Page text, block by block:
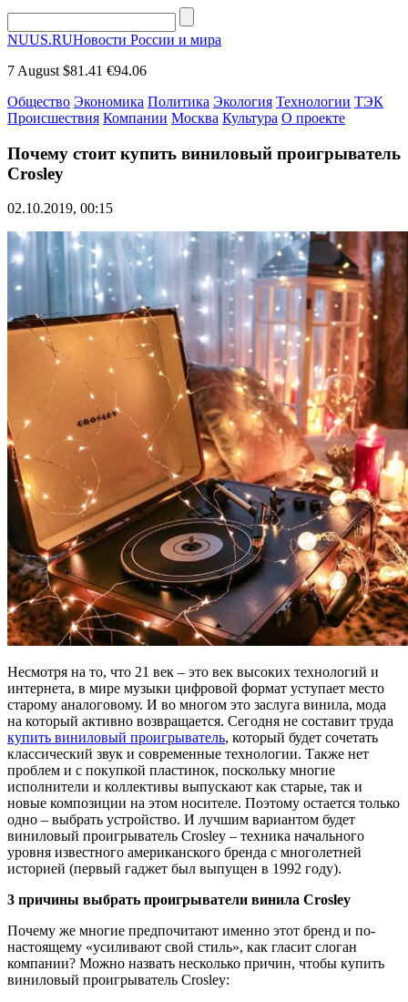
NUUS.RUНовости России и мира
7 August $81.41 €94.06
Общество Экономика Политика Экология Технологии ТЭК
Происшествия Компании Москва Культура О проекте
Почему стоит купить виниловый проигрыватель
Crosley
02.10.2019, 00:15
Несмотря на то, что 21 век – это век высоких технологий и
интернета, в мире музыки цифровой формат уступает место
старому аналоговому. И во многом это заслуга винила, мода
на который активно возвращается. Сегодня не составит труда
купить виниловый проигрыватель, который будет сочетать
классический звук и современные технологии. Также нет
проблем и с покупкой пластинок, поскольку многие
исполнители и коллективы выпускают как старые, так и
новые композиции на этом носителе. Поэтому остается только
одно – выбрать устройство. И лучшим вариантом будет
виниловый проигрыватель Crosley – техника начального
уровня известного американского бренда с многолетней
историей (первый гаджет был выпущен в 1992 году).
3 причины выбрать проигрыватели винила Crosley
Почему же многие предпочитают именно этот бренд и по-
настоящему «усиливают свой стиль», как гласит слоган
компании? Можно назвать несколько причин, чтобы купить
виниловый проигрыватель Crosley: